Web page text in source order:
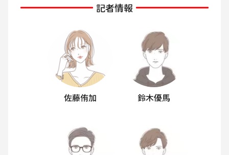
記者情報
佐藤侑加 鈴木優馬